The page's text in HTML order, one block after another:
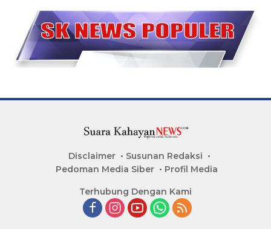
Disclaimer
Susunan Redaksi
Pedoman Media Siber
Profil Media
Terhubung Dengan Kami